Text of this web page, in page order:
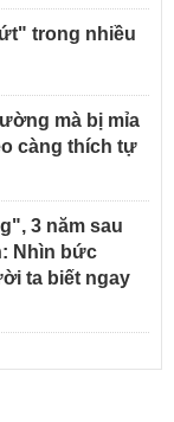
trong nhiều
mà bị mỉa
càng thích tự
3 năm sau
Nhìn bức
ta biết ngay